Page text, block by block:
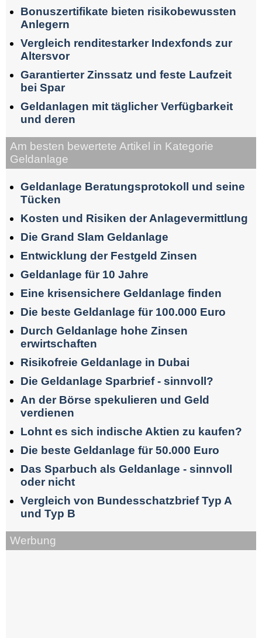
Bonuszertifikate bieten risikobewussten
Anlegern
Vergleich renditestarker Indexfonds zur
Altersvor
Garantierter Zinssatz und feste Laufzeit
bei Spar
Geldanlagen mit täglicher Verfügbarkeit
und deren
Am besten bewertete Artikel in Kategorie
Geldanlage
Geldanlage Beratungsprotokoll und seine
Tücken
Kosten und Risiken der Anlagevermittlung
Die Grand Slam Geldanlage
Entwicklung der Festgeld Zinsen
Geldanlage für 10 Jahre
Eine krisensichere Geldanlage finden
Die beste Geldanlage für 100.000 Euro
Durch Geldanlage hohe Zinsen
erwirtschaften
Risikofreie Geldanlage in Dubai
Die Geldanlage Sparbrief - sinnvoll?
An der Börse spekulieren und Geld
verdienen
Lohnt es sich indische Aktien zu kaufen?
Die beste Geldanlage für 50.000 Euro
Das Sparbuch als Geldanlage - sinnvoll
oder nicht
Vergleich von Bundesschatzbrief Typ A
und Typ B
Werbung